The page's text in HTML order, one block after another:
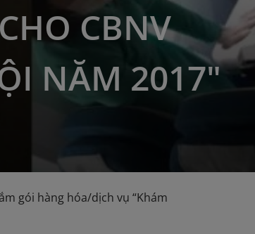
CBNV
NĂM 2017"
gói hàng hóa/dịch vụ “Khám